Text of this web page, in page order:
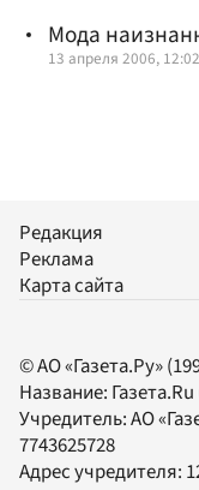
Мода
13 апреля 2006, 12:02
Редакция
Реклама
Карта сайта
© АО «Газета.Ру»
Название: Газета.Ru
Учредитель:АО
7743625728
Адрес учредителя: